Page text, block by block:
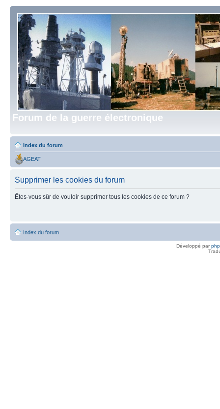
Forum de la guerre électronique
Index du forum
AGEAT
Supprimer les cookies du forum
Êtes-vous sûr de vouloir supprimer tous les cookies de ce forum ?
Index du forum
Développé par